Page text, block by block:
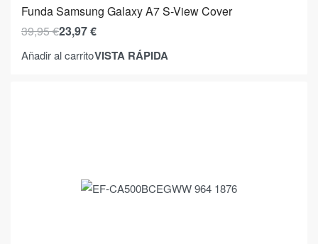
Funda Samsung Galaxy A7 S-View Cover
39,95€23,97€
Añadir al carritoVISTA RÁPIDA